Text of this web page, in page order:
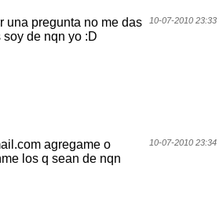
10-07-2010 23:33
una pregunta no me das
de nqn yo :D
10-07-2010 23:34
agregame o
los q sean de nqn